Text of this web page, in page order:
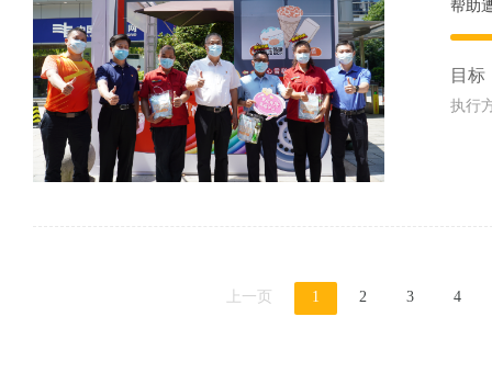
目标
执行
上一页 1 2 3 4